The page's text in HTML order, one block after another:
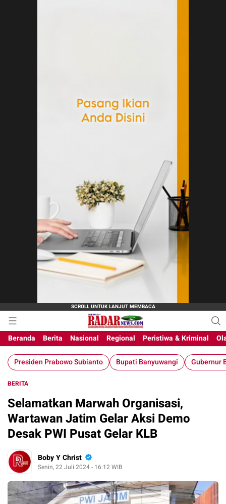
Beranda Berita Nasional Regional Peristiwa & Kriminal
Presiden Prabowo Subianto Bupati Banyuwangi Gubernur
BERITA
Selamatkan Marwah Organisasi,
Wartawan Jatim Gelar Aksi Demo
Desak PWI Pusat Gelar KLB
Boby Y Christ
Senin, 22 Juli 2024 - 16:12 WIB